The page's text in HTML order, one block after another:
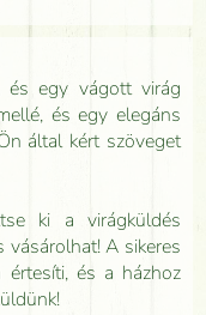
és egy vágott virág
és egy elegáns
által kért szöveget
ki a virágküldés
vásárolhat! A sikeres
értesíti, és a házhoz